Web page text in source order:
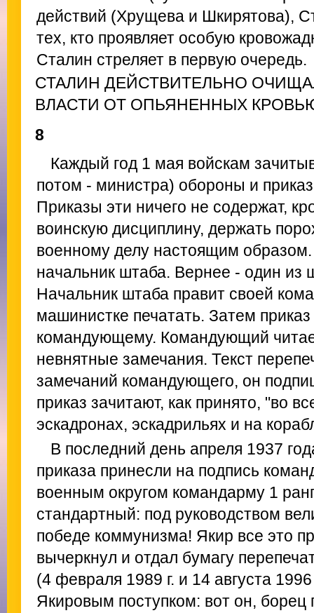
действий (Хрущева и Шкирятова),
тех, кто проявляет особую
Сталин стреляет в первую очередь.
СТАЛИН ДЕЙСТВИТЕЛЬНО
ВЛАСТИ ОТ ОПЬЯНЕННЫХ
8
Каждый год 1 мая войскам
потом - министра) обороны и
Приказы эти ничего не содержат,
воинскую дисциплину, держать
военному делу настоящим образом.
начальник штаба. Вернее - один из
Начальник штаба правит своей
машинистке печатать. Затем
командующему. Командующий
невнятные замечания. Текст
замечаний командующего, он
приказ зачитают, как принято, "во
эскадронах, эскадрильях и на
В последний день апреля 1937
приказа принесли на подпись
военным округом командарму 1
стандартный: под руководством
победе коммунизма! Якир все это
вычеркнул и отдал бумагу
(4 февраля 1989 г. и 14 августа
Якировым поступком: вот он, борец